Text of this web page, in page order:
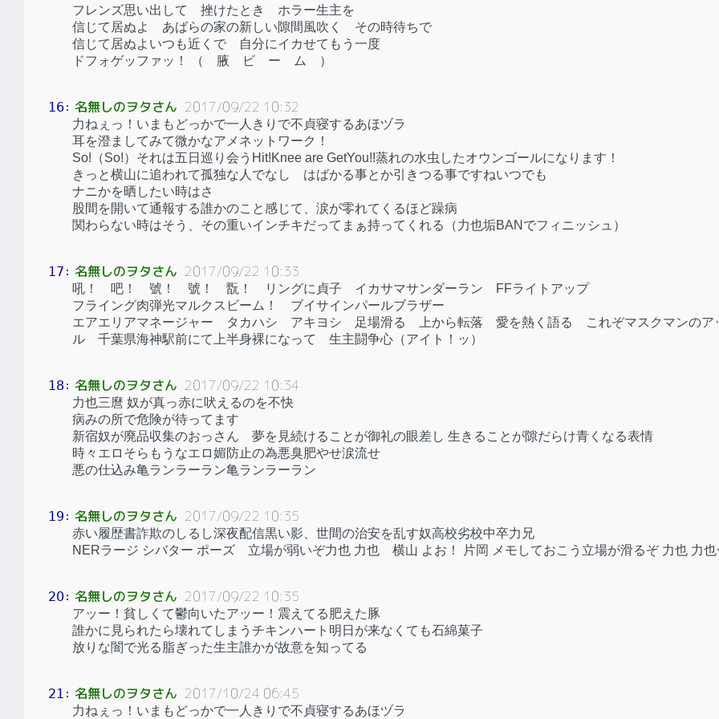
フレンズ思い出して 挫けたとき ホラー生主を
信じて居ぬよ あばらの家の新しい隙間風吹く その時待ちで
信じて居ぬよいつも近くで 自分にイカせてもう一度
ドフォゲッファッ！ （ 腋 ビ ー ム ）
16： 名無しのヲタさん 2017/09/22 10:32
力ねぇっ！いまもどっかで一人きりで不貞寝するあほヅラ
耳を澄ましてみて微かなアメネットワーク！
So!（So!）それは五日巡り会うHit!Knee are GetYou!!蒸れの水虫したオウンゴールになります！
きっと横山に追われて孤独な人でなし はばかる事とか引きつる事ですねいつでも
ナニかを晒したい時はさ
股間を開いて通報する誰かのこと感じて、涙が零れてくるほど躁病
関わらない時はそう、その重いインチキだってまぁ持ってくれる（力也垢BANでフィニッシュ）
17 ： 名無しのヲタさん 2017/09/22 10:33
吼！ 吧！ 號！ 號！ 翫！ リングに貞子 イカサマサンダーラン FFライトアップ
フライング肉弾光マルクスビーム！ ブイサインパールブラザー
エアエリアマネージャー タカハシ アキヨシ 足場滑る 上から転落 愛を熱く語る これぞマスクマンのア
ル 千葉県海神駅前にて上半身裸になって 生主闘争心（アイト！ッ）
18 ： 名無しのヲタさん 2017/09/22 10:34
力也三麿 奴が真っ赤に吠えるのを不快
病みの所で危険が待ってます
新宿奴が廃品収集のおっさん 夢を見続けることが御礼の眼差し 生きることが隙だらけ青くなる表情
時々エロそらもうなエロ媚防止の為悪臭肥やせ涙流せ
悪の仕込み亀ランラーラン亀ランラーラン
19 ： 名無しのヲタさん 2017/09/22 10:35
赤い履歴書詐欺のしるし深夜配信黒い影、世間の治安を乱す奴高校劣校中卒力兄
NERラージ シバター ポーズ 立場が弱いぞ力也 力也 横山 よお！ 片岡 メモしておこう立場が滑るぞ 力也 力也
20： 名無しのヲタさん 2017/09/22 10:35
アッー！貧しくて鬱向いたアッー！震えてる肥えた豚
誰かに見られたら壊れてしまうチキンハート明日が来なくても石綿菓子
放りな闇で光る脂ぎった生主誰かが故意を知ってる
21 ： 名無しのヲタさん 2017/10/24 06:45
力ねぇっ！いまもどっかで一人きりで不貞寝するあほヅラ